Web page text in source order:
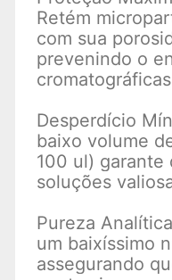
Retém
com sua
prevenindo o
Desperdício
baixo volume
100 ul) garante
soluções
Pureza
um baixíssimo
assegurando